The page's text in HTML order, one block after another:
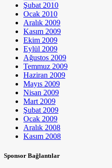
Şubat 2010
Ocak 2010
Aralık 2009
Kasım 2009
Ekim 2009
Eylül 2009
Ağustos 2009
Temmuz 2009
Haziran 2009
Mayıs 2009
Nisan 2009
Mart 2009
Şubat 2009
Ocak 2009
Aralık 2008
Kasım 2008
Sponsor Bağlantılar